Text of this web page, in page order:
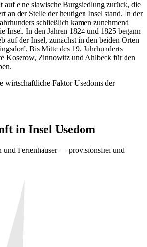
auf eine slawische Burgsiedlung zurück, die
an der Stelle der heutigen Insel stand. In der
schließlich kamen zunehmend
Insel. In den Jahren 1824 und 1825 begann
auf der Insel, zunächst in den beiden Orten
Bis Mitte des 19. Jahrhunderts
Koserow, Zinnowitz und Ahlbeck für den
wirtschaftliche Faktor Usedoms der
in Insel Usedom
und Ferienhäuser — provisionsfrei und